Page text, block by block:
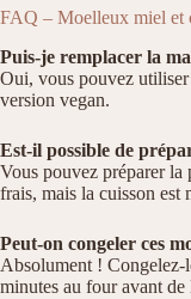
FAQ – Moelleux miel et
Puis-je remplacer la
Oui, vous pouvez utiliser
version vegan.
Est-il possible de
Vous pouvez préparer la
frais, mais la cuisson est
Peut-on congeler ces
Absolument ! Congelez-
minutes au four avant de